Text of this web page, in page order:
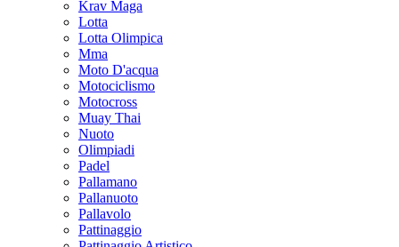
Krav Maga
Lotta
Lotta Olimpica
Mma
Moto D'acqua
Motociclismo
Motocross
Muay Thai
Nuoto
Olimpiadi
Padel
Pallamano
Pallanuoto
Pallavolo
Pattinaggio